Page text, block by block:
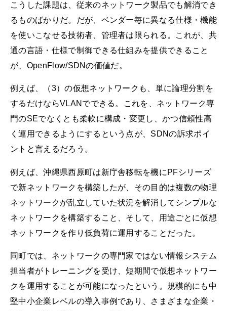
こうした課題は、従来のネットワーク製品でも解消でき
るものばかりだ。だが、ベンダー毎に異なる仕様・機能
を使いこなせる技術者、管理者は限られる。これが、共
通の言語・仕様で制御できる仕組みを提供できること
が、OpenFlow/SDNの価値だ。
例えば、（3）の仮想ネットワークも、単に論理分割を
するだけならVLANでできる。これを、ネットワーク専
門のSEでなくとも柔軟に構成・変更し、かつ信頼性高
く運用できるようにするという点が、SDNの訴求ポイ
ントと言えるだろう。
例えば、沖縄県西原町は新庁舎移転を機にPFシリーズ
で新ネットワークを構築したが、その目的は複数の物理
ネットワークが乱立していた状況を解消してシンプルな
ネットワークを構築すること、そして、用途ごとに仮想
ネットワークを作り低負荷に運用することだった。
同町では、ネットワークの専門家ではない情報システム
担当者がトレーニングを受け、短期間で仮想ネットワー
クを運用することが可能になったという。規模的にも中
堅中小企業レベルの導入事例であり、さまざまな企業・